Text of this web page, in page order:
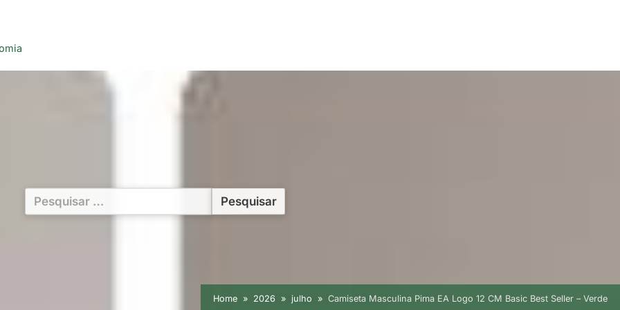
Pesquisar
por:
Home 2026 julho Camiseta Masculina Pima EA Logo 12 CM Basic Best Seller – Verde